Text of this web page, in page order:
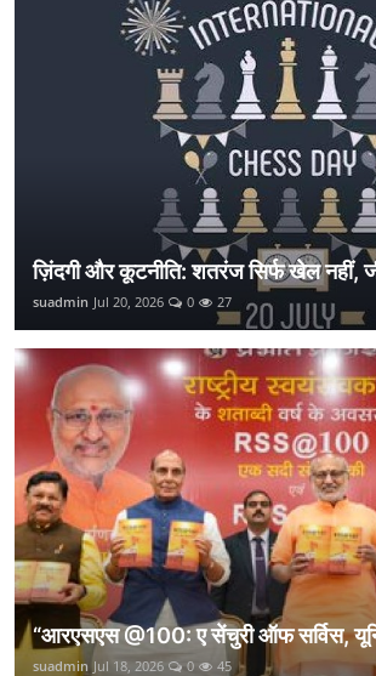
ज़िंदगी और कूटनीति: शतरंज सिर्फ खेल नहीं,
suadmin Jul 20, 2026 0 27
“आरएसएस @100: ए सेंचुरी ऑफ सर्विस,
suadmin Jul 18, 2026 0 45